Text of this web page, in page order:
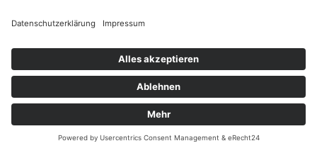
Automatisch verloren!
Kategorie:(Info-)Cards
Preis:0,00€
Erstellt von:straightup webstudio
Infokarte zu Spielsperren